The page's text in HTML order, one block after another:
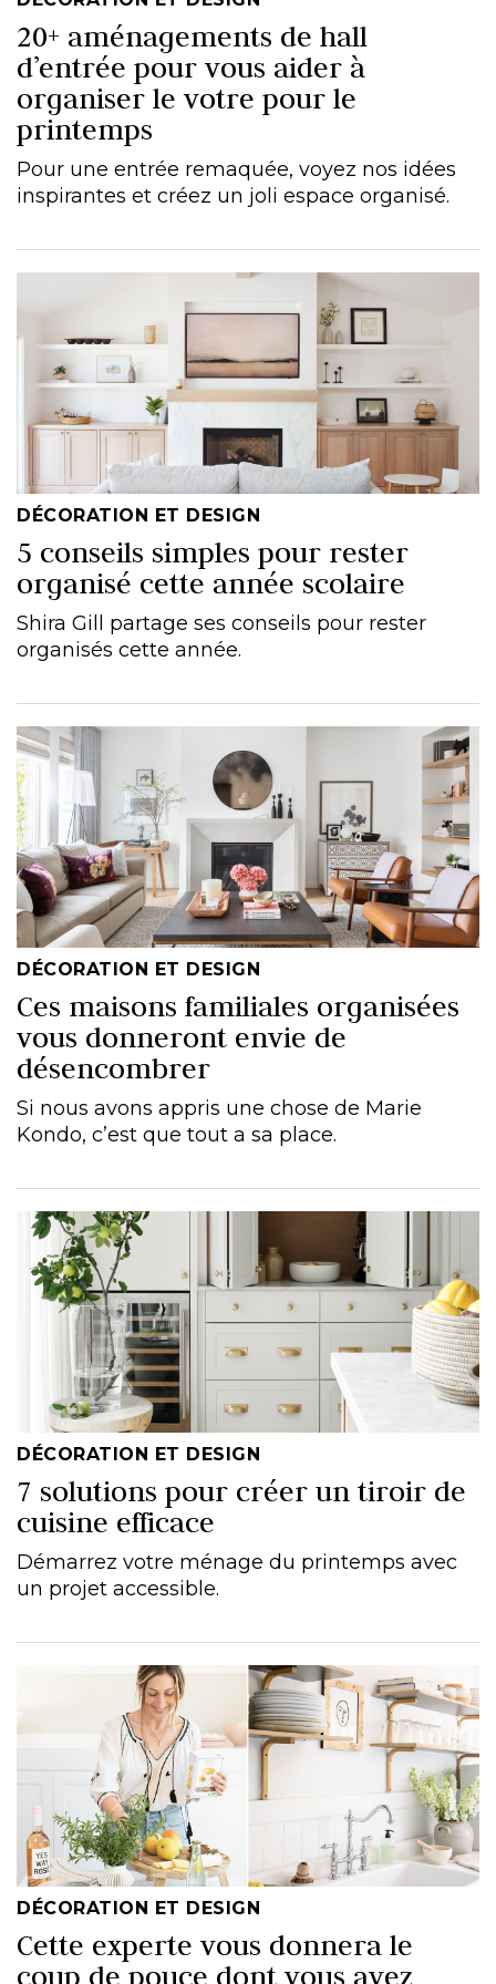
20+ aménagements de hall
d’entrée pour vous aider à
organiser le votre pour le
printemps
Pour une entrée remaquée, voyez nos idées
inspirantes et créez un joli espace organisé.
DÉCORATION ET DESIGN
5 conseils simples pour rester
organisé cette année scolaire
Shira Gill partage ses conseils pour rester
organisés cette année.
DÉCORATION ET DESIGN
Ces maisons familiales organisées
vous donneront envie de
désencombrer
Si nous avons appris une chose de Marie
Kondo, c’est que tout a sa place.
DÉCORATION ET DESIGN
7 solutions pour créer un tiroir de
cuisine efficace
Démarrez votre ménage du printemps avec
un projet accessible.
DÉCORATION ET DESIGN
Cette experte vous donnera le
coup de pouce dont vous avez